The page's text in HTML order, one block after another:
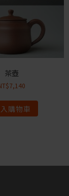
茶壺
7,140
購物車